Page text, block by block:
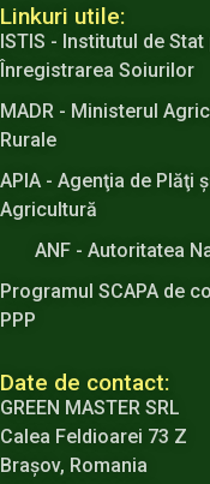
Linkuri utile:
ISTIS - Institutul de
Înregistrarea Soiurilor
MADR - Ministerul
Rurale
APIA - Agenţia de Plăţi
Agricultură
ANF - Autoritatea
Programul SCAPA de
PPP
Date de contact:
GREEN MASTER SRL
Calea Feldioarei 73 Z
Brașov, Romania